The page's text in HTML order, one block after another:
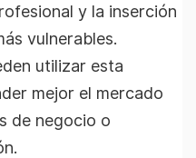
y la inserción
vulnerables.
utilizar esta
mejor el mercado
de negocio o